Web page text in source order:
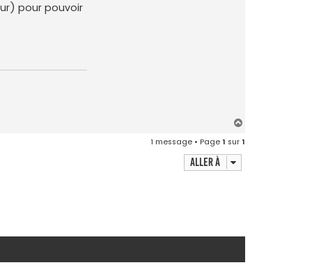
pour pouvoir
1 message • Page1 sur1
Aller à